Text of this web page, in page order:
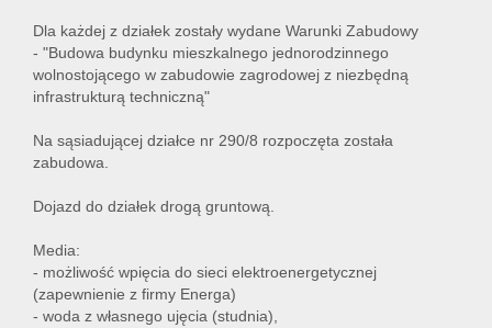
Dla każdej z działek zostały wydane Warunki Zabudowy
- "Budowa budynku mieszkalnego jednorodzinnego
wolnostojącego w zabudowie zagrodowej z niezbędną
infrastrukturą techniczną"
Na sąsiadującej działce nr 290/8 rozpoczęta została
zabudowa.
Dojazd do działek drogą gruntową.
Media:
- możliwość wpięcia do sieci elektroenergetycznej
(zapewnienie z firmy Energa)
- woda z własnego ujęcia (studnia),